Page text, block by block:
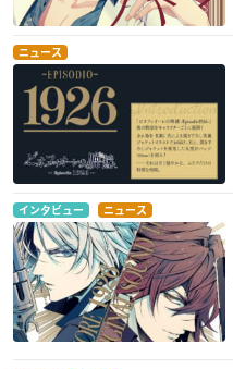
ニュース
インタビュー ニュース